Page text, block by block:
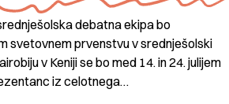
debatna ekipa bo
svetovnem prvenstvu v srednješolski
v Keniji se bo med 14. in 24. julijem
iz celotnega…